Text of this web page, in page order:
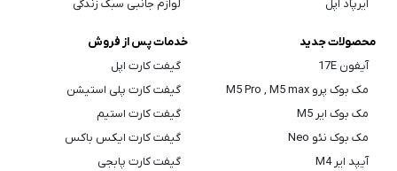
ایرپاد اپل
لوازم جانبی سبک زندگی
محصولات جدید
آیفون 17E
مک بوک پرو M5 Pro , M5 max
مک بوک ایر M5
مک بوک نئو Neo
آیپد ایر M4
خدمات پس از فروش
گیفت کارت اپل
گیفت کارت پلی استیشن
گیفت کارت استیم
گیفت کارت ایکس باکس
گیفت کارت پابجی